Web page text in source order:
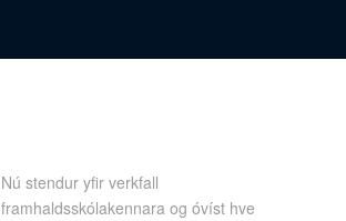
Nú stendur yfir verkfall
framhaldsskólakennara og óvíst hve